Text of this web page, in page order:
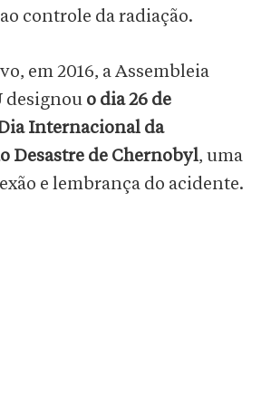
controle da radiação.
em 2016, a Assembleia
designou o dia 26 de
Internacional da
Desastre de Chernobyl, uma
e lembrança do acidente.